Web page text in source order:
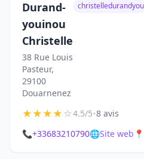
Durand-
youinou
Christelle
38 Rue Louis
Pasteur,
29100
Douarnenez
★★★★☆4.5/5•8 avis
📞+33683210790🌐Site web 📍